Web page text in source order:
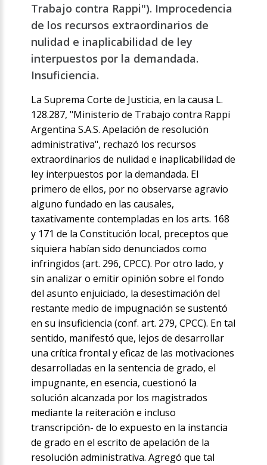
Trabajo contra Rappi"). Improcedencia
de los recursos extraordinarios de
nulidad e inaplicabilidad de ley
interpuestos por la demandada.
Insuficiencia.
La Suprema Corte de Justicia, en la causa L.
128.287, "Ministerio de Trabajo contra Rappi
Argentina S.A.S. Apelación de resolución
administrativa", rechazó los recursos
extraordinarios de nulidad e inaplicabilidad de
ley interpuestos por la demandada. El
primero de ellos, por no observarse agravio
alguno fundado en las causales,
taxativamente contempladas en los arts. 168
y 171 de la Constitución local, preceptos que
siquiera habían sido denunciados como
infringidos (art. 296, CPCC). Por otro lado, y
sin analizar o emitir opinión sobre el fondo
del asunto enjuiciado, la desestimación del
restante medio de impugnación se sustentó
en su insuficiencia (conf. art. 279, CPCC). En tal
sentido, manifestó que, lejos de desarrollar
una crítica frontal y eficaz de las motivaciones
desarrolladas en la sentencia de grado, el
impugnante, en esencia, cuestionó la
solución alcanzada por los magistrados
mediante la reiteración e incluso
transcripción- de lo expuesto en la instancia
de grado en el escrito de apelación de la
resolución administrativa. Agregó que tal